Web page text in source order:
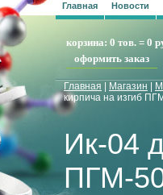
Главная Новости
корзина: 0 тов. = 0
оформить заказ
Главная Магазин
кирпича на изгиб
Ик-04
ПГМ-